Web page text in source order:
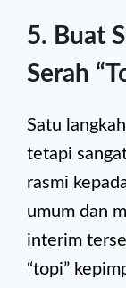
5. Buat
Serah
Satu
tetapi
rasmi
umum dan
interim
“topi”